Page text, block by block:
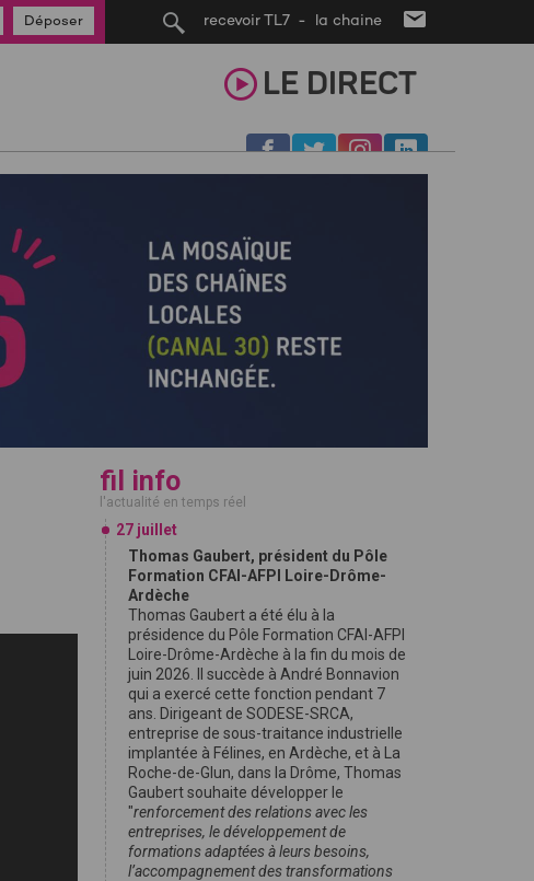
recevoir TL7 - la chaine
Déposer
LE DIRECT
fil info
l'actualité en temps réel
27 juillet
Thomas Gaubert, président du Pôle
Formation CFAI-AFPI Loire-Drôme-
Ardèche
Thomas Gaubert a été élu à la
présidence du Pôle Formation CFAI-AFPI
Loire-Drôme-Ardèche à la fin du mois de
juin 2026. Il succède à André Bonnavion
qui a exercé cette fonction pendant 7
ans. Dirigeant de SODESE-SRCA,
entreprise de sous-traitance industrielle
implantée à Félines, en Ardèche, et à La
Roche-de-Glun, dans la Drôme, Thomas
Gaubert souhaite développer le
"renforcement des relations avec les
entreprises, le développement de
formations adaptées à leurs besoins,
l’accompagnement des transformations